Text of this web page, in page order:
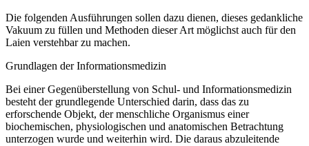
Die folgenden Ausführungen sollen dazu dienen, dieses gedankliche
Vakuum zu füllen und Methoden dieser Art möglichst auch für den
Laien verstehbar zu machen.
Grundlagen der Informationsmedizin
Bei einer Gegenüberstellung von Schul- und Informationsmedizin
besteht der grundlegende Unterschied darin, dass das zu
erforschende Objekt, der menschliche Organismus einer
biochemischen, physiologischen und anatomischen Betrachtung
unterzogen wurde und weiterhin wird. Die daraus abzuleitende